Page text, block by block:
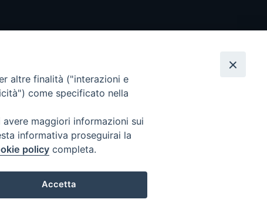
altre finalità ("interazioni e
come specificato nella
maggiori informazioni sui
informativa proseguirai la
policy completa.
Accetta